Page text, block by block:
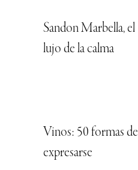
Sandon Marbella, el
lujo de la calma
Vinos: 50 formas de
expresarse